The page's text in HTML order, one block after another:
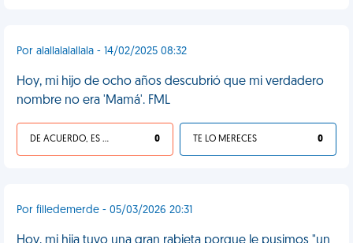
Por alallalalallala - 14/02/2025 08:32
Hoy, mi hijo de ocho años descubrió que mi verdadero
nombre no era 'Mamá'. FML
DE ACUERDO, ES UNA VIDA HP 0 TE LO MERECES 0
Por filledemerde - 05/03/2026 20:31